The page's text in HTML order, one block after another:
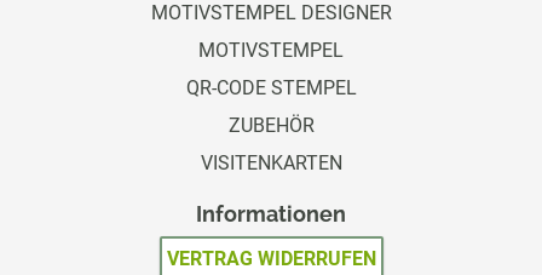
MOTIVSTEMPEL DESIGNER
MOTIVSTEMPEL
QR-CODE STEMPEL
ZUBEHÖR
VISITENKARTEN
Informationen
VERTRAG WIDERRUFEN